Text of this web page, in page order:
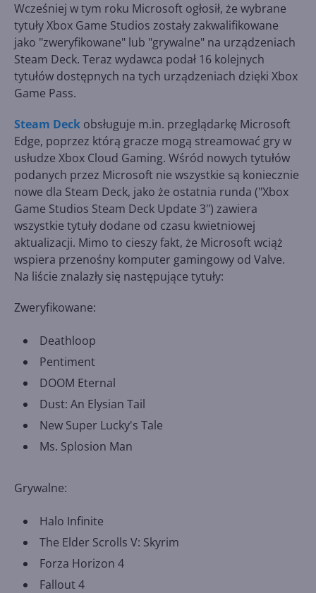
Wcześniej w tym roku Microsoft ogłosił, że wybrane
tytuły Xbox Game Studios zostały zakwalifikowane
jako "zweryfikowane" lub "grywalne" na urządzeniach
Steam Deck. Teraz wydawca podał 16 kolejnych
tytułów dostępnych na tych urządzeniach dzięki Xbox
Game Pass.
Steam Deck obsługuje m.in. przeglądarkę Microsoft
Edge, poprzez którą gracze mogą streamować gry w
usłudze Xbox Cloud Gaming. Wśród nowych tytułów
podanych przez Microsoft nie wszystkie są koniecznie
nowe dla Steam Deck, jako że ostatnia runda ("Xbox
Game Studios Steam Deck Update 3") zawiera
wszystkie tytuły dodane od czasu kwietniowej
aktualizacji. Mimo to cieszy fakt, że Microsoft wciąż
wspiera przenośny komputer gamingowy od Valve.
Na liście znalazły się następujące tytuły:
Zweryfikowane:
Deathloop
Pentiment
DOOM Eternal
Dust: An Elysian Tail
New Super Lucky's Tale
Ms. Splosion Man
Grywalne:
Halo Infinite
The Elder Scrolls V: Skyrim
Forza Horizon 4
Fallout 4